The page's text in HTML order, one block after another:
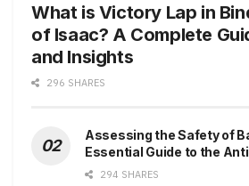
What is Victory Lap in
of Isaac? A Complete
and Insights
296 SHARES
Assessing the Safety of
Essential Guide to the
294 SHARES